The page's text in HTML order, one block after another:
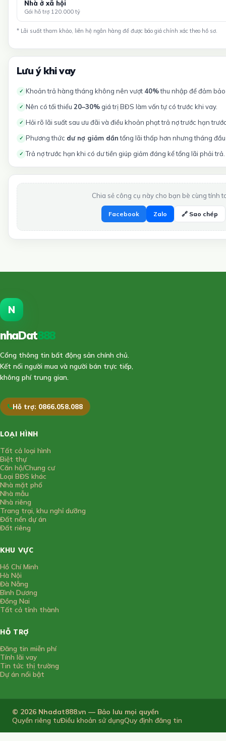
Nhà ở xã hội
Gói hỗ trợ 120.000 tỷ
* Lãi suất tham khảo, liên hệ ngân hàng để được báo giá chính xác theo hồ sơ.
Lưu ý khi vay
✓ Khoản trả hàng tháng không nên vượt 40%thu nhập để đảm
✓ Nên có tối thiểu 20–30% giá trị BĐS làm vốn tự có trước khi vay.
✓ Hỏi rõ lãi suất sau ưu đãi và điều khoản phạt trả nợ trước hạn
✓ Phương thức dư nợ giảm dầntổng lãi thấp hơn nhưng tháng
✓ Trả nợ trước hạn khi có dư tiền giúp giảm đáng kể tổng lãi phải trả.
Chia sẻ công cụ này cho bạn bè cùng tính
Facebook Zalo 🔗 Sao chép
N
nhaDat888
Cổng thông tin bất động sản chính chủ.
Kết nối người mua và người bán trực tiếp,
không phí trung gian.
Hỗ trợ: 0866.058.088
LOẠI HÌNH
Tất cả loại hình
Biệt thự
Căn hộ/Chung cư
Loại BĐS khác
Nhà mặt phố
Nhà mẫu
Nhà riêng
Trang trại, khu nghỉ dưỡng
Đất nền dự án
Đất riêng
KHU VỰC
Hồ Chí Minh
Hà Nội
Đà Nẵng
Bình Dương
Đồng Nai
Tất cả tỉnh thành
HỖ TRỢ
Đăng tin miễn phí
Tính lãi vay
Tin tức thị trường
Dự án nổi bật
© 2026 Nhadat888.vn — Bảo lưu mọi quyền
Quyền riêng tưĐiều khoản sử dụngQuy định đăng tin